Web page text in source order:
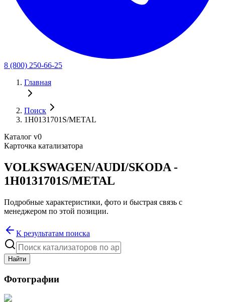
8 (800) 250-66-25
Главная
Поиск
1H0131701S/METAL
Каталог v0
Карточка катализатора
VOLKSWAGEN/AUDI/SKODA -
1H0131701S/METAL
Подробные характеристики, фото и быстрая связь с
менеджером по этой позиции.
К результатам поиска
Найти
Фотографии